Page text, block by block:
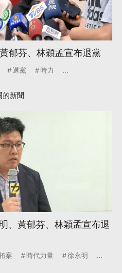
郁芬、林穎孟宣布退黨
退黨 時力 ...
的新聞
、黃郁芬、林穎孟宣布退
案 時代力量 徐永明 ...